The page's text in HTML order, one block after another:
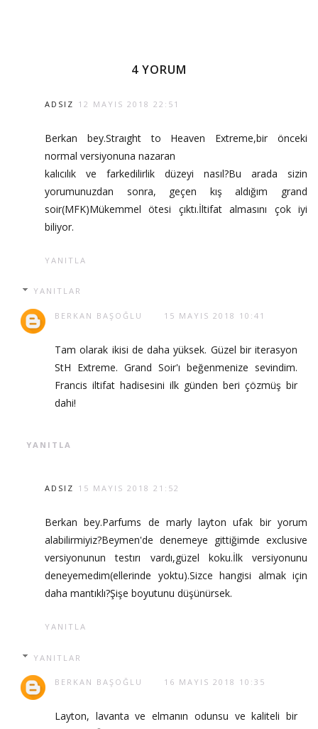
4 YORUM
ADSIZ 12 MAYIS 2018 22:51
Berkan bey.Straıght to Heaven Extreme,bir önceki
normal versiyonuna nazaran
kalıcılık ve farkedilirlik düzeyi nasıl?Bu arada sizin
yorumunuzdan sonra, geçen kış aldığım grand
soir(MFK)Mükemmel ötesi çıktı.İltifat almasını çok iyi
biliyor.
YANITLA
YANITLAR
BERKAN BAŞOĞLU 15 MAYIS 2018 10:41
Tam olarak ikisi de daha yüksek. Güzel bir iterasyon
StH Extreme. Grand Soir'ı beğenmenize sevindim.
Francis iltifat hadisesini ilk günden beri çözmüş bir
dahi!
YANITLA
ADSIZ 15 MAYIS 2018 21:52
Berkan bey.Parfums de marly layton ufak bir yorum
alabilirmiyiz?Beymen'de denemeye gittiğimde exclusive
versiyonunun testırı vardı,güzel koku.İlk versiyonunu
deneyemedim(ellerinde yoktu).Sizce hangisi almak için
daha mantıklı?Şişe boyutunu düşünürsek.
YANITLA
YANITLAR
BERKAN BAŞOĞLU 16 MAYIS 2018 10:35
Layton, lavanta ve elmanın odunsu ve kaliteli bir